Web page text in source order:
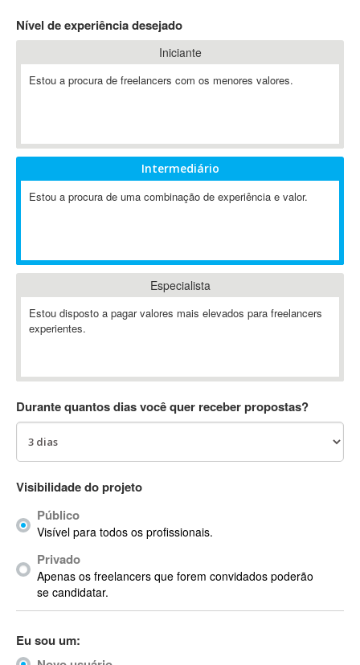
A-GPS
ABBYY FineReader
AbleCommerce
Ableton Push
Abstract Window Toolkit (AWT)
Absynth
ACARS
AccountMate
ACDSee
ACID Pro
ACPI
Acrobat
Acrobat X
Acronis
Actian
Actimize
ActionScript
Active Directory
Nível de experiência desejado
Iniciante
Estou a procura de freelancers com os menores valores.
Intermediário
Estou a procura de uma combinação de experiência e valor.
Especialista
Estou disposto a pagar valores mais elevados para freelancers
experientes.
Durante quantos dias você quer receber propostas?
Visibilidade do projeto
Público
Visível para todos os profissionais.
Privado
Apenas os freelancers que forem convidados poderão
se candidatar.
Eu sou um: